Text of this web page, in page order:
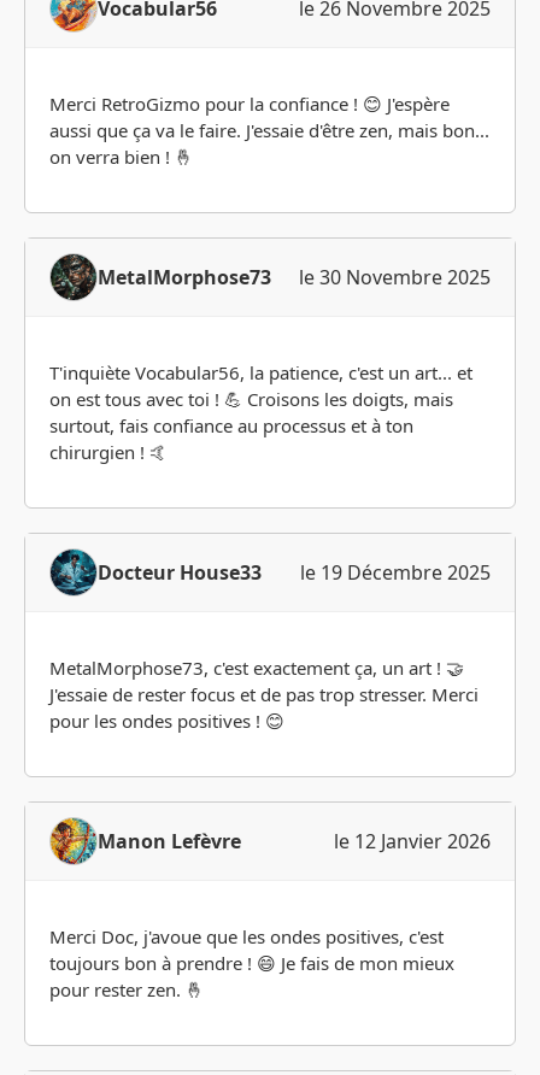
Vocabular56 le 26 Novembre 2025
Merci RetroGizmo pour la confiance ! 😊 J'espère
aussi que ça va le faire. J'essaie d'être zen, mais bon...
on verra bien ! 🤞
MetalMorphose73 le 30 Novembre 2025
T'inquiète Vocabular56, la patience, c'est un art... et
on est tous avec toi ! 💪 Croisons les doigts, mais
surtout, fais confiance au processus et à ton
chirurgien ! 🤙
Docteur House33 le 19 Décembre 2025
MetalMorphose73, c'est exactement ça, un art ! 🤝
J'essaie de rester focus et de pas trop stresser. Merci
pour les ondes positives ! 😊
Manon Lefèvre le 12 Janvier 2026
Merci Doc, j'avoue que les ondes positives, c'est
toujours bon à prendre ! 😄 Je fais de mon mieux
pour rester zen. 🤞